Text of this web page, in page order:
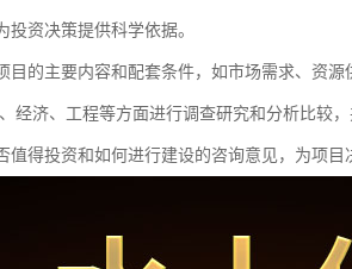
资决策提供科学依据。
目的主要内容和配套条件，如市场需求、资
经济、工程等方面进行调查研究和分析比较
值得投资和如何进行建设的咨询意见，为项目